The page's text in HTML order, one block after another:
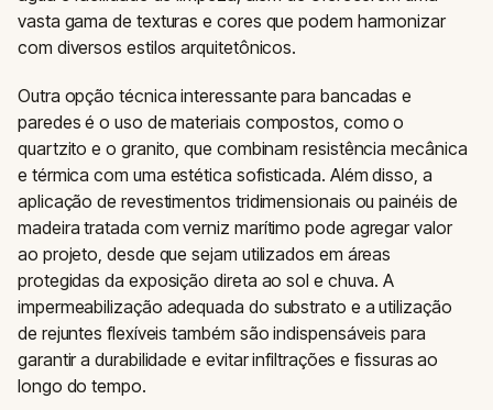
vasta gama de texturas e cores que podem harmonizar
com diversos estilos arquitetônicos.
Outra opção técnica interessante para bancadas e
paredes é o uso de materiais compostos, como o
quartzito e o granito, que combinam resistência mecânica
e térmica com uma estética sofisticada. Além disso, a
aplicação de revestimentos tridimensionais ou painéis de
madeira tratada com verniz marítimo pode agregar valor
ao projeto, desde que sejam utilizados em áreas
protegidas da exposição direta ao sol e chuva. A
impermeabilização adequada do substrato e a utilização
de rejuntes flexíveis também são indispensáveis para
garantir a durabilidade e evitar infiltrações e fissuras ao
longo do tempo.